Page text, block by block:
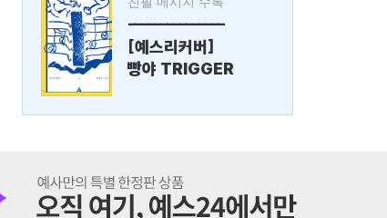
---------------
[예스리커버]
빵야 TRIGGER